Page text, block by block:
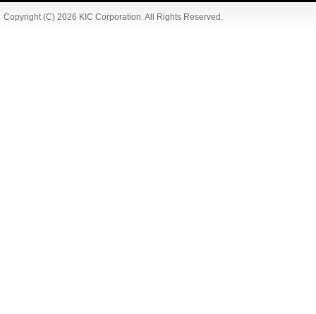
Copyright (C) 2026 KIC Corporation. All Rights Reserved.